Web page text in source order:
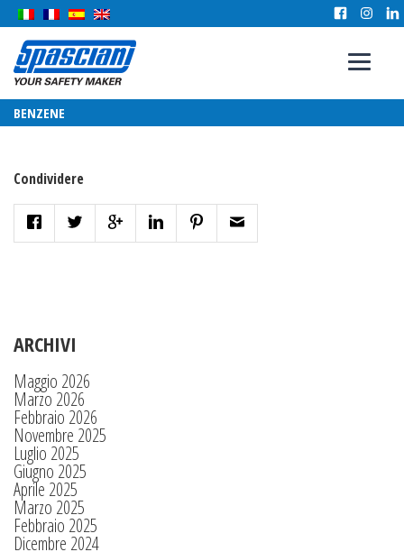
BENZENE
Condividere
ARCHIVI
Maggio 2026
Marzo 2026
Febbraio 2026
Novembre 2025
Luglio 2025
Giugno 2025
Aprile 2025
Marzo 2025
Febbraio 2025
Dicembre 2024